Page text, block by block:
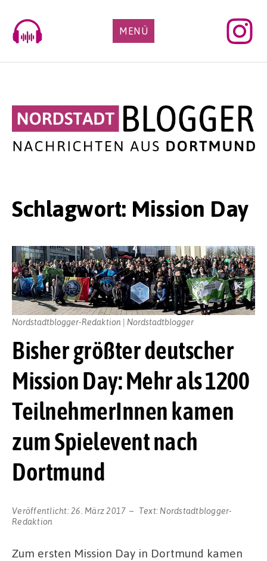
content
MENÜ
Schlagwort: Mission Day
Bisher größter deutscher
Mission Day: Mehr als 1200
TeilnehmerInnen kamen
zum Spielevent nach
Dortmund
Veröffentlicht:26. März 2017 Text: Nordstadtblogger-
Redaktion
Nordstadtblogger-Redaktion | Nordstadtblogger
Zum ersten Mission Day in Dortmund kamen